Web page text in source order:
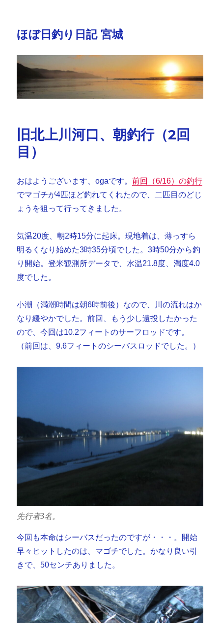
ほぼ日釣り日記 宮城
旧北上川河口、朝釣行（2回
目）
おはようございます、ogaです。前回（6/16）の釣行
でマゴチが4匹ほど釣れてくれたので、二匹目のどじ
ょうを狙って行ってきました。
気温20度、朝2時15分に起床。現地着は、薄っすら
明るくなり始めた3時35分頃でした。3時50分から釣
り開始。登米観測所データで、水温21.8度、濁度4.0
度でした。
小潮（満潮時間は朝6時前後）なので、川の流れはか
なり緩やかでした。前回、もう少し遠投したかった
ので、今回は10.2フィートのサーフロッドです。
（前回は、9.6フィートのシーバスロッドでした。）
先行者3名。
今回も本命はシーバスだったのですが・・・。開始
早々ヒットしたのは、マゴチでした。かなり良い引
きで、50センチありました。